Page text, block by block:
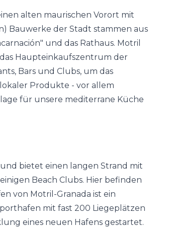
alten maurischen Vorort mit
Bauwerke der Stadt stammen aus
und das Rathaus. Motril
Haupteinkaufszentrum der
Bars und Clubs, um das
Produkte - vor allem
für unsere mediterrane Küche
bietet einen langen Strand mit
Beach Clubs. Hier befinden
von Motril-Granada ist ein
mit fast 200 Liegeplätzen
eines neuen Hafens gestartet.